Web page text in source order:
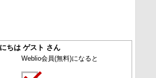
ちは ゲスト さん
Weblio会員(無料)になると